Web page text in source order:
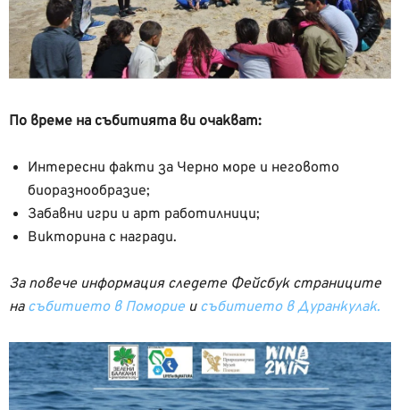
По време на събитията ви очакват:
Интересни факти за Черно море и неговото
биоразнообразие;
Забавни игри и арт работилници;
Викторина с награди.
За повече информация следете Фейсбук страниците
на събитието в Поморие и събитието в Дуранкулак.